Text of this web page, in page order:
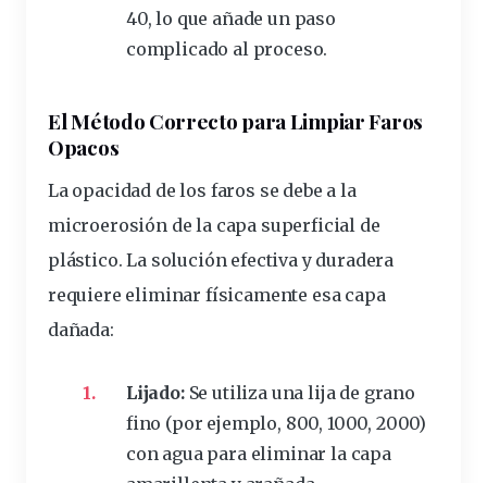
40, lo que añade un paso
complicado al proceso.
El Método Correcto para Limpiar Faros
Opacos
La opacidad de los faros se debe a la
microerosión de la capa superficial de
plástico. La solución efectiva y duradera
requiere eliminar físicamente esa capa
dañada:
Lijado:Se utiliza una lija de grano
fino (por ejemplo, 800, 1000, 2000)
con agua para eliminar la capa